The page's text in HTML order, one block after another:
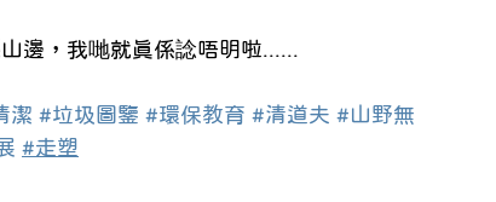
邊，我哋就真係諗唔明啦......
潔 #垃圾圖鑒 #環保教育 #清道夫 #山野無
#走塑